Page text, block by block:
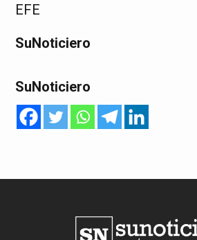
EFE
SuNoticiero
SuNoticiero